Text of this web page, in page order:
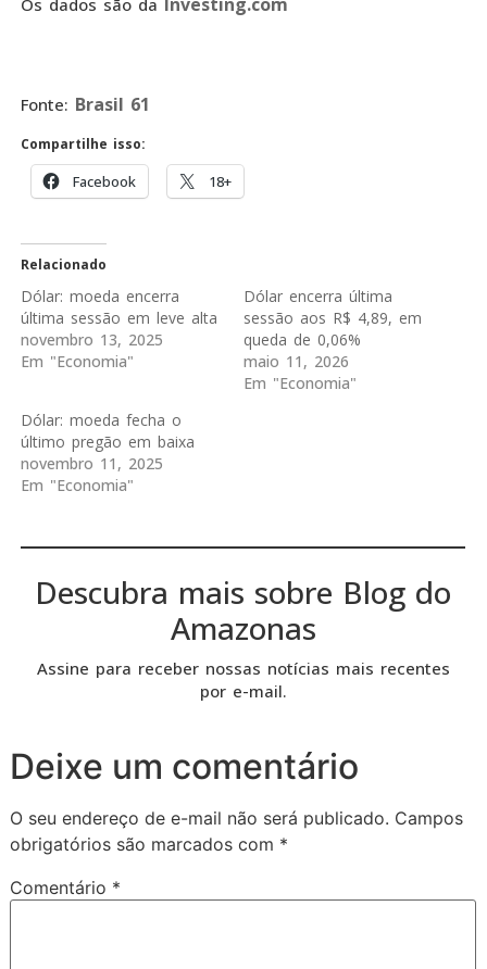
Os dados são da
Fonte: Brasil 61
Compartilhe isso:
Facebook 18+
Relacionado
Dólar: moeda encerra
última sessão em leve alta
novembro 13, 2025
Em "Economia"
Dólar encerra última
sessão aos R$ 4,89, em
queda de 0,06%
maio 11, 2026
Em "Economia"
Dólar: moeda fecha o
último pregão em baixa
novembro 11, 2025
Em "Economia"
Descubra mais sobre Blog do
Amazonas
Assine para receber nossas notícias mais recentes
por e-mail.
Deixe um comentário
O seu endereço de e-mail não será publicado. Campos
obrigatórios são marcados com *
Comentário *